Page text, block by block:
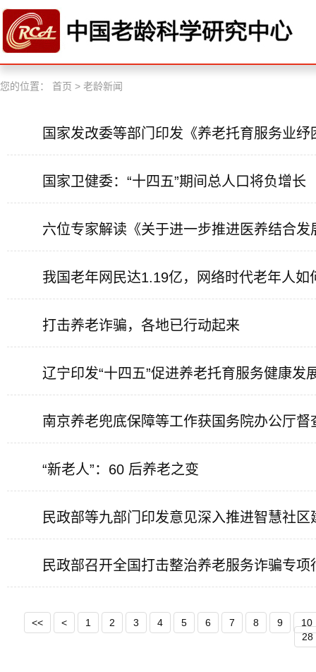
您的位置： 首页 > 老龄新闻
国家发改委等部门印发《养老托育服务业
国家卫健委：“十四五”期间总人口将负增长
六位专家解读《关于进一步推进医养结合发
我国老年网民达1.19亿，网络时代老年人如
打击养老诈骗，各地已行动起来
辽宁印发“十四五”促进养老托育服务健康发
南京养老兜底保障等工作获国务院办公厅督
“新老人”：60 后养老之变
民政部等九部门印发意见深入推进智慧社区
民政部召开全国打击整治养老服务诈骗专
<< < 1 2 3 4 5 6 7 8 9
10
28